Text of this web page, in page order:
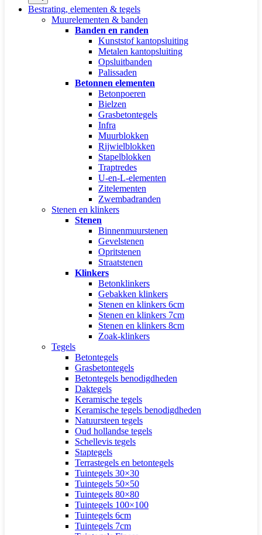
Bestrating, elementen & tegels
Muurelementen & banden
Banden en randen
Kunststof kantopsluiting
Metalen kantopsluiting
Opsluitbanden
Palissaden
Betonnen elementen
Betonpoeren
Bielzen
Grasbetontegels
Infra
Muurblokken
Rijwielblokken
Stapelblokken
Traptredes
U-en-L-elementen
Zitelementen
Zwembadranden
Stenen en klinkers
Stenen
Binnenmuurstenen
Gevelstenen
Opritstenen
Straatstenen
Klinkers
Betonklinkers
Gebakken klinkers
Stenen en klinkers 6cm
Stenen en klinkers 7cm
Stenen en klinkers 8cm
Zoak-klinkers
Tegels
Betontegels
Grasbetontegels
Betontegels benodigdheden
Daktegels
Keramische tegels
Keramische tegels benodigdheden
Natuursteen tegels
Oud hollandse tegels
Schellevis tegels
Staptegels
Terrastegels en betontegels
Tuintegels 30×30
Tuintegels 50×50
Tuintegels 80×80
Tuintegels 100×100
Tuintegels 6cm
Tuintegels 7cm